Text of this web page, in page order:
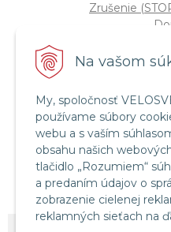
Na vašom
My, spoločnosť
používame súbory
webu a s vaším
obsahu našich
tlačidlo „Rozumiem“
a predaním údajov o
zobrazenie cielenej
reklamných sieťach na
Zrušenie
Štatút
Servis